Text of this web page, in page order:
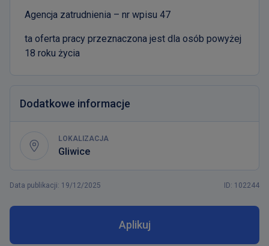
Agencja zatrudnienia – nr wpisu 47
ta oferta pracy przeznaczona jest dla osób powyżej
18 roku życia
Dodatkowe informacje
LOKALIZACJA
Gliwice
ID: 102244
Data publikacji: 19/12/2025
Aplikuj